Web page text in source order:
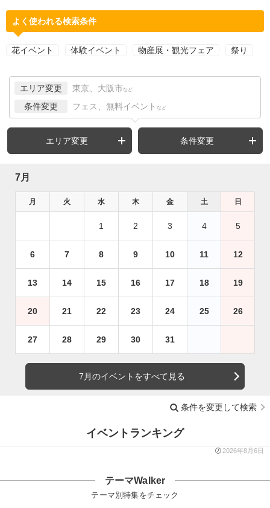
よく使われる検索条件
花イベント 体験イベント 物産展・観光フェア 祭り
エリア変更 東京、大阪市 など
条件変更 フェス、無料イベント など
エリア変更 条件変更
7月
月 火 水 木 金 土 日
1 2 3 4 5
6 7 8 9 10 11 12
13 14 15 16 17 18 19
20 21 22 23 24 25 26
27 28 29 30 31
7月のイベントをすべて見る
条件を変更して検索
イベントランキング
2026年8月6日
テーマWalker
テーマ別特集をチェック